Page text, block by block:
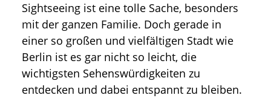
Sightseeing ist eine tolle Sache, besonders
mit der ganzen Familie. Doch gerade in
einer so großen und vielfältigen Stadt wie
Berlin ist es gar nicht so leicht, die
wichtigsten Sehenswürdigkeiten zu
entdecken und dabei entspannt zu bleiben.